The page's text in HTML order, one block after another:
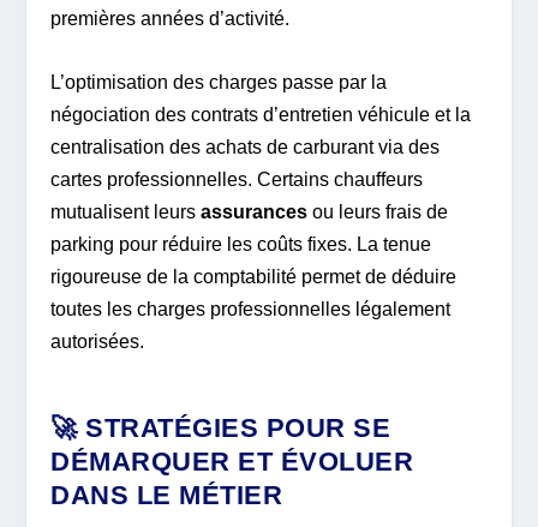
premières années d’activité.
L’optimisation des charges passe par la
négociation des contrats d’entretien véhicule et la
centralisation des achats de carburant via des
cartes professionnelles. Certains chauffeurs
mutualisent leursassurances ou leurs frais de
parking pour réduire les coûts fixes. La tenue
rigoureuse de la comptabilité permet de déduire
toutes les charges professionnelles légalement
autorisées.
🚀 STRATÉGIES POUR SE
DÉMARQUER ET ÉVOLUER
DANS LE MÉTIER